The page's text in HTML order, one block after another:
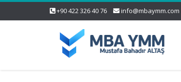
+90 422 326 40 76 info@mbaymm.com